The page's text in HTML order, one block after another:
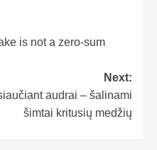
is not a zero-sum
Next:
audrai – šalinami
šimtai kritusių medžių